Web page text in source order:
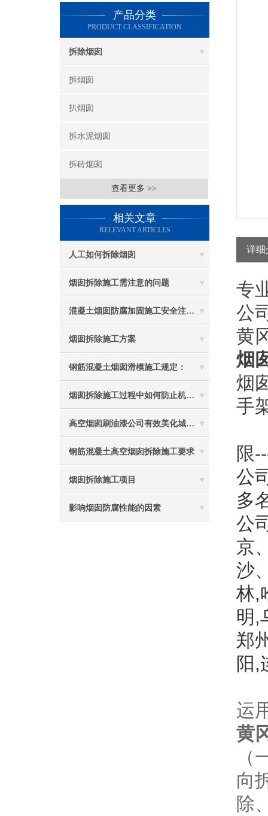
产品分类
PRODUCT CLASSIFICATION
拆除烟囱
拆烟囱
扒烟囱
拆水泥烟囱
拆砖烟囱
查看更多 >>
相关文章
RELEVANT ARTICLES
人工如何拆除烟囱
烟囱拆除施工需注意的问题
混凝土烟囱防腐加固施工安全注意事项
烟囱拆除施工方案
钢筋混凝土烟囱滑模施工规定：
烟囱拆除施工过程中如何防止机械伤害
高空烟囱刷油漆公司有效美化城市环境
钢筋混凝土高空烟囱拆除施工要求
烟囱拆除施工项目
影响烟囱防腐性能的因素
详细
专
公
黄
烟
烟
手
限
公
多
公
京
沙
林,
明,
郑
阳,
运
黄
（
向
除